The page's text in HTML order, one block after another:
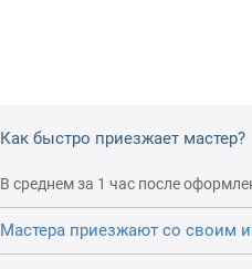
Как быстро приезжает мастер?
В среднем за 1 час после
Мастера приезжают со своим